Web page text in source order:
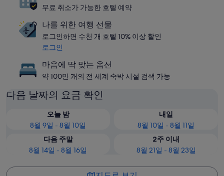
무료 취소가 가능한 호텔 예약
나를 위한 여행 선물
로그인하면 수천 개 호텔 10% 이상 할인
로그인
마음에 딱 맞는 옵션
약 100만 개의 전 세계 숙박 시설 검색 가능
다음 날짜의 요금 확인
오늘 밤
8월 9일 - 8월 10일
내일
8월 10일 - 8월 11일
다음 주말
8월 14일 - 8월 16일
2주 이내
8월 21일 - 8월 23일